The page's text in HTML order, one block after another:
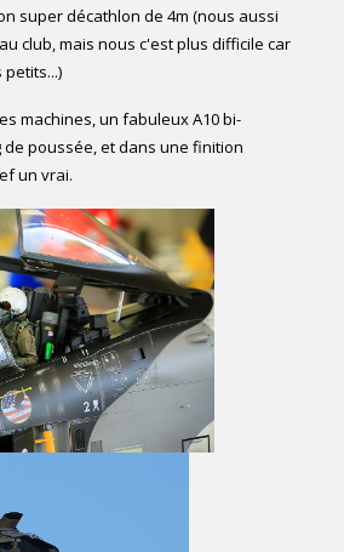
super décathlon de 4m (nous aussi
club, mais nous c'est plus difficile car
machines, un fabuleux A10 bi-
de poussée, et dans une finition
un vrai.